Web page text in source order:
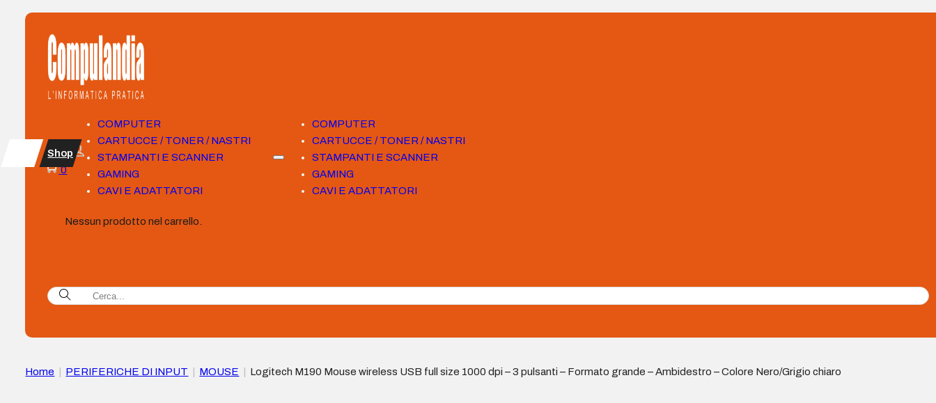
COMPUTER
CARTUCCE / TONER / NASTRI
STAMPANTI E SCANNER
GAMING
CAVI E ADATTATORI
COMPUTER
CARTUCCE / TONER / NASTRI
STAMPANTI E SCANNER
GAMING
CAVI E ADATTATORI
Shop
0
Nessun prodotto nel carrello.
Home PERIFERICHE DI INPUT MOUSE Logitech M190 Mouse wireless USB full size 1000 dpi – 3 pulsanti – Formato grande – Ambidestro – Colore Nero/Grigio chiaro